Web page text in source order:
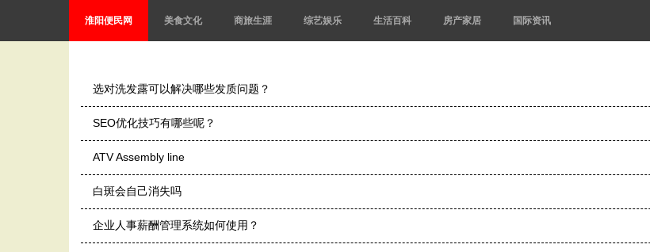
淮阳便民网 美食文化 商旅生涯 综艺娱乐 生活百科 房产家居 国际资讯
选对洗发露可以解决哪些发质问题？
SEO优化技巧有哪些呢？
ATV Assembly line
白斑会自己消失吗
企业人事薪酬管理系统如何使用？